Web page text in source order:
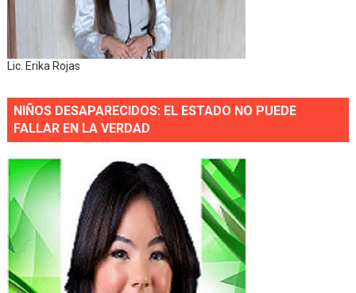
Lic. Erika Rojas
NIÑOS DESAPARECIDOS: EL ESTADO NO PUEDE
FALLAR EN LA VERDAD